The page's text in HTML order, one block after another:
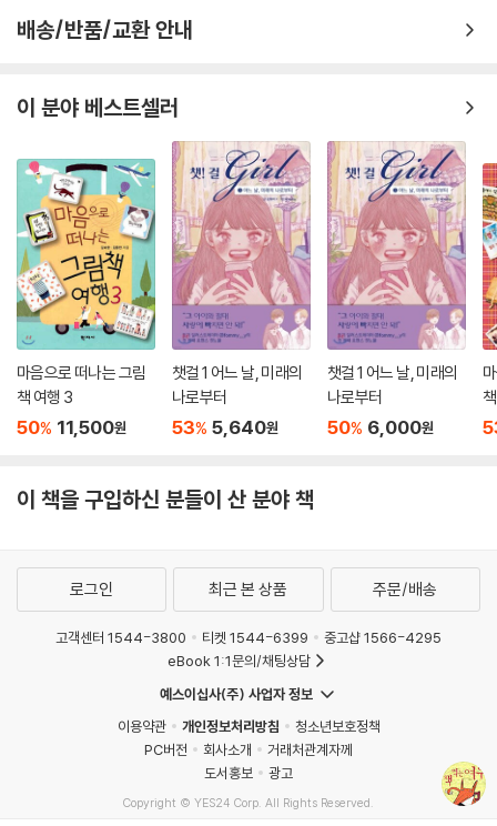
배송/반품/교환 안내
이 분야 베스트셀러
마음으로 떠나는 그림
책 여행 3
50% 11,500원
챗걸 1 어느 날, 미래의
나로부터
53% 5,640원
챗걸 1 어느 날, 미래의
나로부터
50% 6,000원
이 책을 구입하신 분들이 산 분야 책
로그인 최근 본 상품 주문/배송
고객센터 1544-3800 티켓 1544-6399
중고샵 1566-4295
eBook 1:1문의/채팅상담
예스이십사(주) 사업자 정보
이용약관
개인정보처리방침
청소년보호정책
PC버전
회사소개
거래처관계자께
도서홍보
광고
Copyright © YES24 Corp. All Rights Reserved.